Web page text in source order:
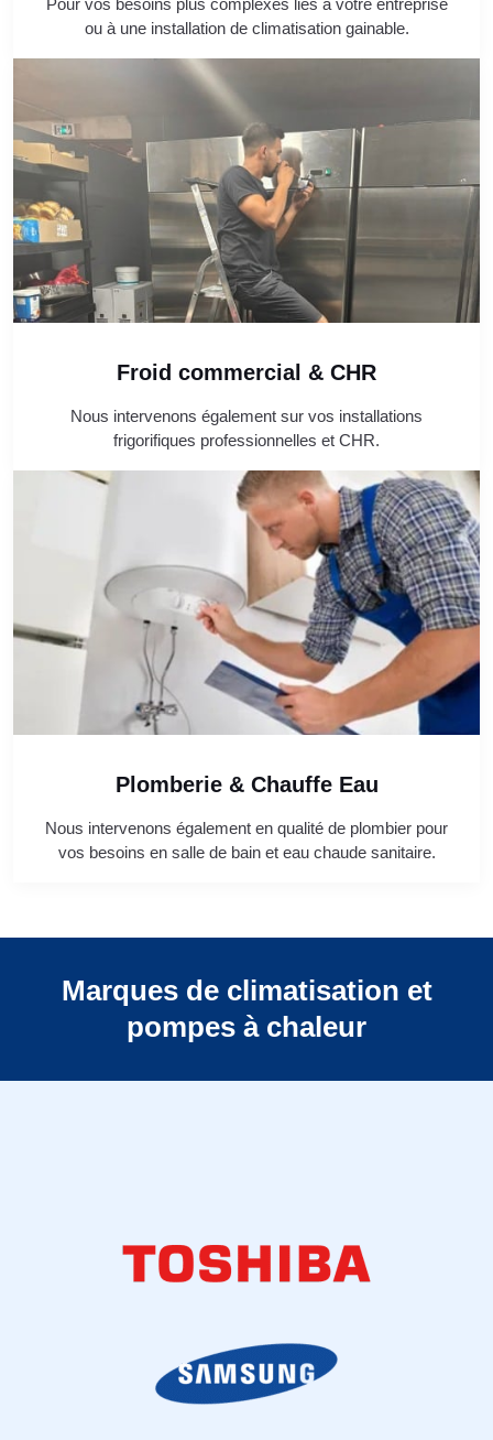
Pour vos besoins plus complexes liés à votre entreprise
ou à une installation de climatisation gainable.
Froid commercial & CHR
Nous intervenons également sur vos installations
frigorifiques professionnelles et CHR.
Plomberie & Chauffe Eau
Nous intervenons également en qualité de plombier pour
vos besoins en salle de bain et eau chaude sanitaire.
Marques de climatisation et
pompes à chaleur